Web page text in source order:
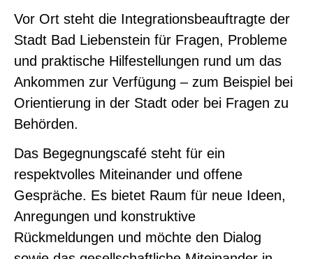
Vor Ort steht die Integrationsbeauftragte der
Stadt Bad Liebenstein für Fragen, Probleme
und praktische Hilfestellungen rund um das
Ankommen zur Verfügung – zum Beispiel bei
Orientierung in der Stadt oder bei Fragen zu
Behörden.
Das Begegnungscafé steht für ein
respektvolles Miteinander und offene
Gespräche. Es bietet Raum für neue Ideen,
Anregungen und konstruktive
Rückmeldungen und möchte den Dialog